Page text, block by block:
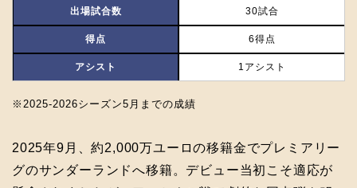
出場試合数 30試合
得点 6得点
アシスト 1アシスト
※2025‐2026シーズン5月までの成績
2025年9月、約2,000万ユーロの移籍金でプレミアリー
グのサンダーランドへ移籍。デビュー当初こそ適応が